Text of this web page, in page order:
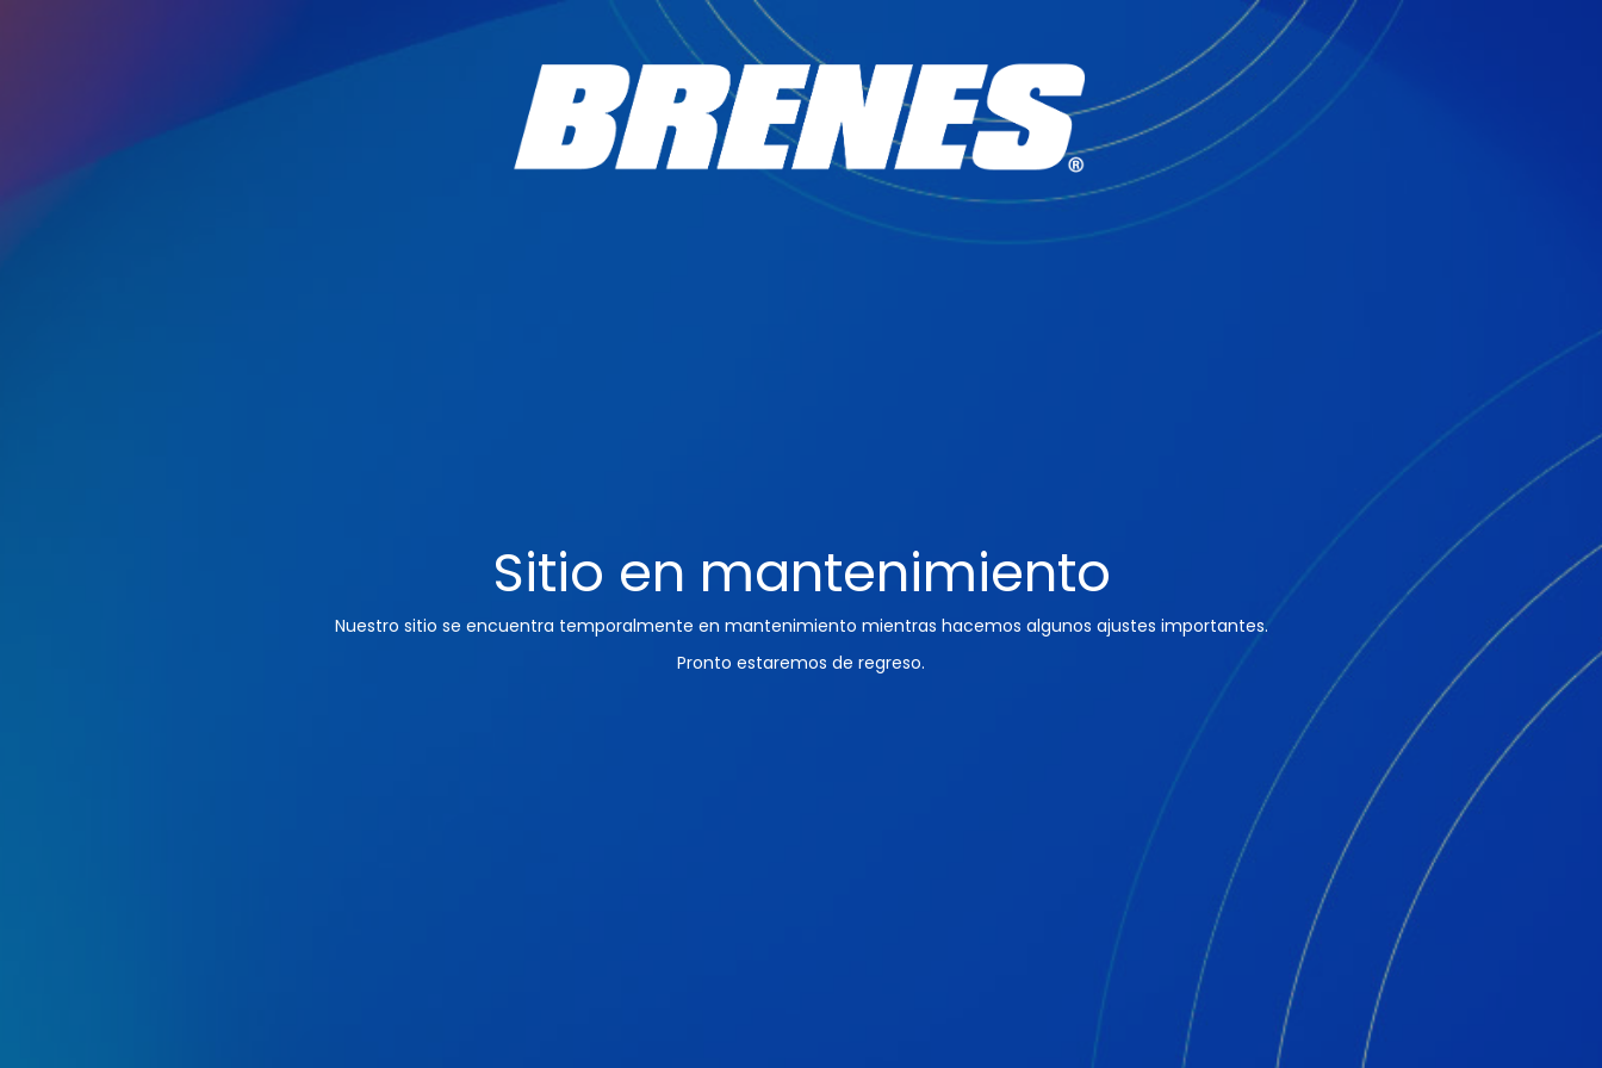
Sitio en mantenimiento
Nuestro sitio se encuentra temporalmente en mantenimiento mientras hacemos algunos ajustes importantes.
Pronto estaremos de regreso.